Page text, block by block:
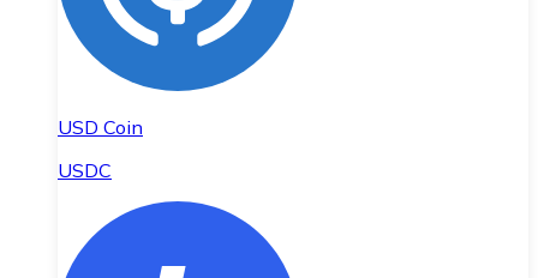
USD Coin
USDC